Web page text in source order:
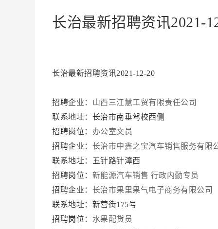
长治最新招聘资讯2021-
长治最新招聘资讯2021-12-20
招聘企业： 山西三江慧工贸有限责任公司
联系地址：长治市南垂驾校西侧
招聘岗位： 办公室文员
招聘企业： 长治市中鑫之宝汽车销售服务有限
联系地址：五针路针漳西
招聘岗位： 新能源汽车销售 行政内勤专员
招聘企业： 长治市果里果气电子商务有限公司
联系地址：新营街175号
招聘岗位： 水果配货员